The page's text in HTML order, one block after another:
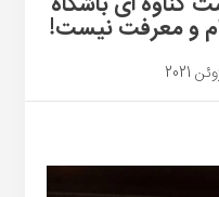
و معرفت نیست!